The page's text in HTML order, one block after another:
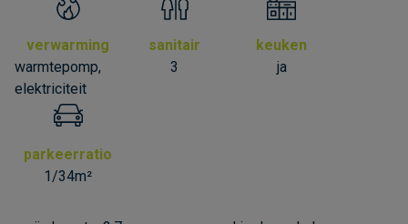
verwarming
warmtepomp,
elektriciteit
sanitair
3
keuken
ja
parkeerratio
1/34m²